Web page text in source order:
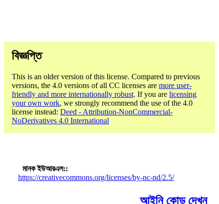
বিজ্ঞপ্তি
This is an older version of this license. Compared to previous
versions, the 4.0 versions of all CC licenses are more user-
friendly and more internationally robust. If you are licensing
your own work, we strongly recommend the use of the 4.0
license instead: Deed - Attribution-NonCommercial-
NoDerivatives 4.0 International
মানক ইউআরএল:
https://creativecommons.org/licenses/by-nc-nd/2.5/
আইনি কোড দেখুন